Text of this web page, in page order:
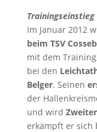
Trainingseinstieg
Im Januar 2012
beim TSV
mit dem
bei den
Belger. Seinen
der
und wird
erkämpft er sich